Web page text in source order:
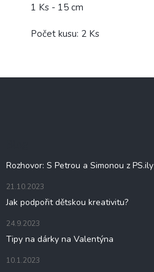
1 Ks - 15 cm
Počet kusu: 2 Ks
Rozhovor: S Petrou a Simonou z PS.ily
21.10.2023
Jak podpořit dětskou kreativitu?
24.9.2023
Tipy na dárky na Valentýna
10.1.2023